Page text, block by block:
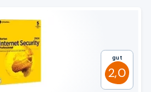
Gut
2,0